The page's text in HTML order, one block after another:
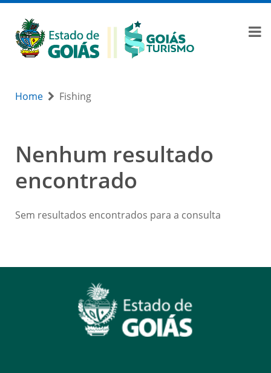
Home Fishing
Nenhum resultado
encontrado
Sem resultados encontrados para a consulta